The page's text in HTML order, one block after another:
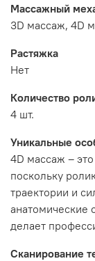
Массажный
3D массаж, 4D
Растяжка
Нет
Количество
4 шт.
Уникальные
4D массаж –
поскольку
траектории и
анатомические
делает
Сканирование